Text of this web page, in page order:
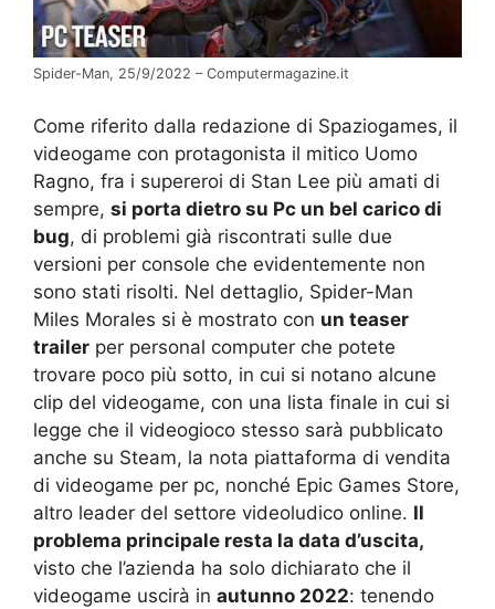
Spider-Man, 25/9/2022 – Computermagazine.it
Come riferito dalla redazione di Spaziogames, il
videogame con protagonista il mitico Uomo
Ragno, fra i supereroi di Stan Lee più amati di
sempre, si porta dietro su Pc un bel carico di
bug, di problemi già riscontrati sulle due
versioni per console che evidentemente non
sono stati risolti. Nel dettaglio, Spider-Man
Miles Morales si è mostrato con un teaser
trailer per personal computer che potete
trovare poco più sotto, in cui si notano alcune
clip del videogame, con una lista finale in cui si
legge che il videogioco stesso sarà pubblicato
anche su Steam, la nota piattaforma di vendita
di videogame per pc, nonché Epic Games Store,
altro leader del settore videoludico online. Il
problema principale resta la data d’uscita,
visto che l’azienda ha solo dichiarato che il
videogame uscirà in autunno 2022: tenendo